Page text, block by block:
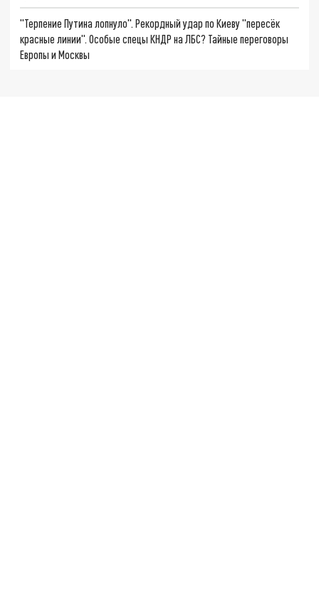
"Терпение Путина лопнуло". Рекордный удар по Киеву "пересёк
красные линии". Особые спецы КНДР на ЛБС? Тайные переговоры
Европы и Москвы